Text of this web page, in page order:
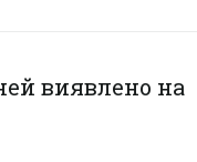
виявлено на